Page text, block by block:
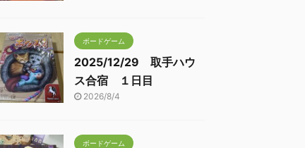
ボードゲーム
2025/12/29 取手ハウ
ス合宿 １日目
2026/8/4
ボードゲーム